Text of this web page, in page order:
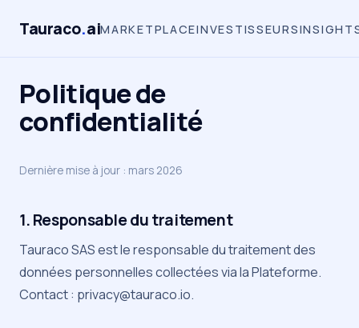
Tauraco.aiMARKETPLACEINVESTISSEURS
Politique de
confidentialité
Dernière mise à jour : mars 2026
1. Responsable du traitement
Tauraco SAS est le responsable du traitement des
données personnelles collectées via la Plateforme.
Contact : privacy@tauraco.io.